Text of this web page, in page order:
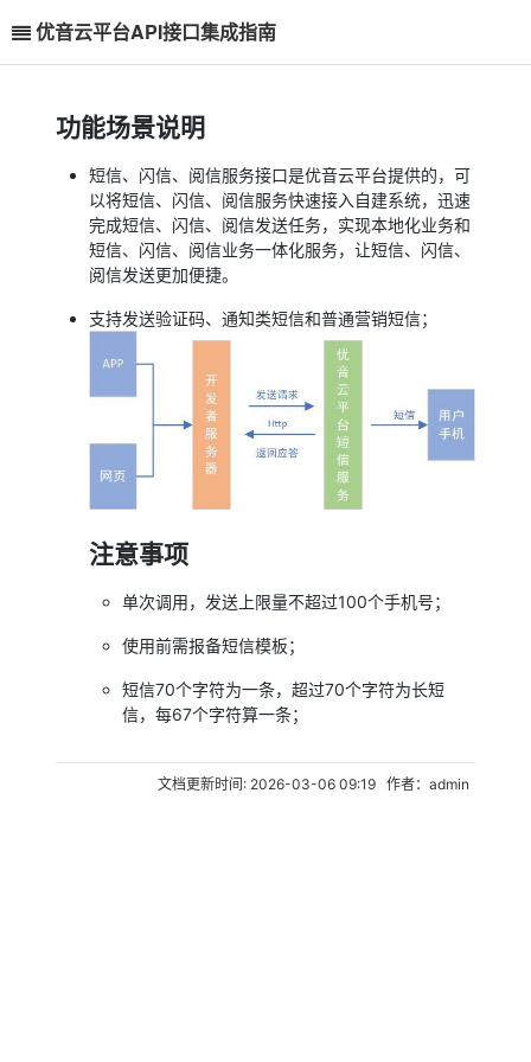
优音云平台API接口集成指南
功能场景说明
短信、闪信、阅信服务接口是优音云平台提供的，可
以将短信、闪信、阅信服务快速接入自建系统，迅速
完成短信、闪信、阅信发送任务，实现本地化业务和
短信、闪信、阅信业务一体化服务，让短信、闪信、
阅信发送更加便捷。
支持发送验证码、通知类短信和普通营销短信；
注意事项
单次调用，发送上限量不超过100个手机号；
使用前需报备短信模板；
短信70个字符为一条，超过70个字符为长短
信，每67个字符算一条；
文档更新时间: 2026-03-06 09:19 作者：admin